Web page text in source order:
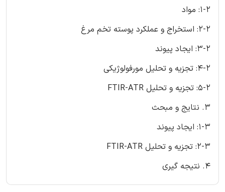
1-2: مواد
2-2: استخراج و عملکرد پوسته تخم مرغ
3-2: ایجاد پیوند
4-2: تجزیه و تحلیل مورفولوژیکی
5-2: تجزیه و تحلیل FTIR-ATR
3. نتایج و مبحث
1-3: ایجاد پیوند
2-3: تجزیه و تحلیل FTIR-ATR
4. نتیجه گیری